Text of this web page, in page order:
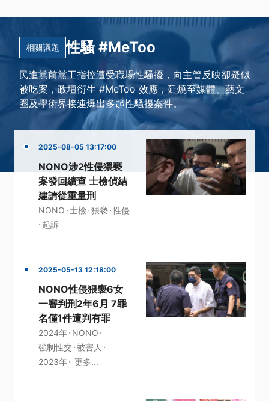
相關議題 性騷 #MeToo
民進黨前黨工指控遭受職場性騷擾，向主管反映卻疑似
被吃案，政壇衍生 #MeToo 效應，延燒至媒體、藝文
圈及學術界接連爆出多起性騷擾案件。
2025-08-05 13:17:00
NONO涉2性侵猥褻
案發回續查 士檢偵結
建請從重量刑
NONO ·士檢 ·猥褻·性侵
· 起訴
2025-05-13 12:18:00
NONO性侵猥褻6女
一審判刑2年6月 7罪
名僅1件遭判有罪
2024年· NONO ·
強制性交 ·被害人 ·
2023年· 更多...